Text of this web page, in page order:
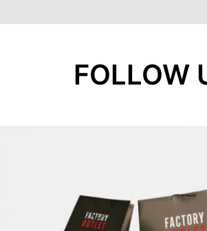
FOLLOW